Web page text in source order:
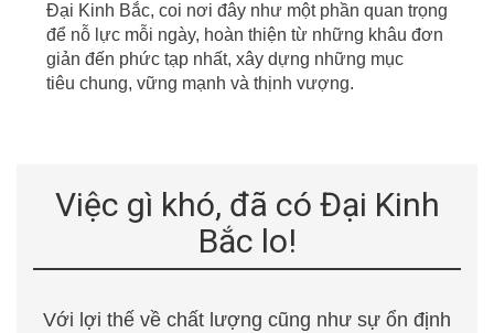
Đại Kinh Bắc, coi nơi đây như một phần quan trọng
để nỗ lực mỗi ngày, hoàn thiện từ những khâu đơn
giản đến phức tạp nhất, xây dựng những mục
tiêu chung, vững mạnh và thịnh vượng.
Việc gì khó, đã có Đại Kinh
Bắc lo!
Với lợi thế về chất lượng cũng như sự ổn định